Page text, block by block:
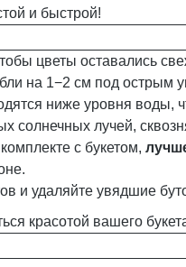
и быстрой!
цветы оставались
на 1−2 см под острым
ниже уровня воды,
солнечных лучей,
с букетом,
и удаляйте увядшие
красотой вашего